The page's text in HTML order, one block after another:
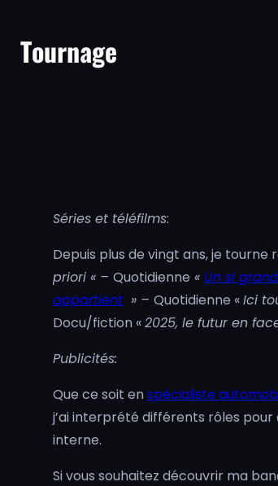
Tournage
Séries et téléfilms:
Depuis plus de vingt ans, je
priori « – Quotidienne « Un si
appartient » – Quotidienne «Ici
Docu/fiction «2025, le futur en
Publicités:
Que ce soit enspécialiste
j’ai interprété différents rôles
interne.
Si vous souhaitez découvrir ma